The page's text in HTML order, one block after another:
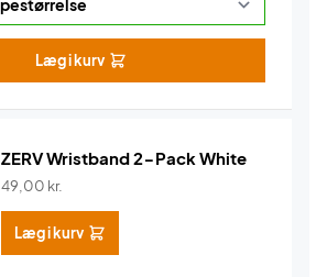
Læg i kurv
ZERV Wristband 2-Pack White
49,00 kr.
Læg i kurv